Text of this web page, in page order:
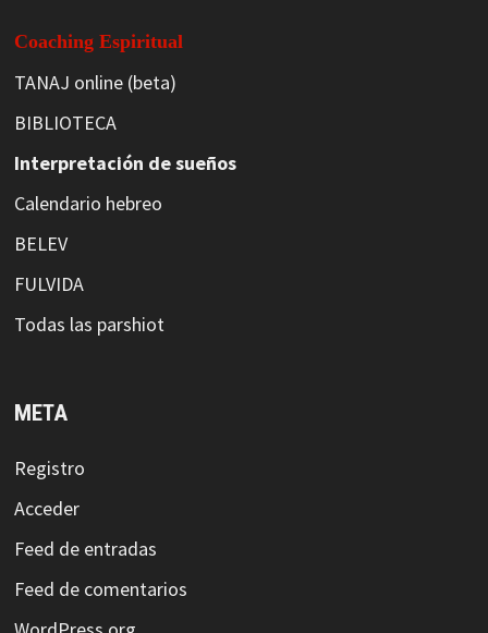
Coaching Espiritual
TANAJ online (beta)
BIBLIOTECA
Interpretación de sueños
Calendario hebreo
BELEV
FULVIDA
Todas las parshiot
META
Registro
Acceder
Feed de entradas
Feed de comentarios